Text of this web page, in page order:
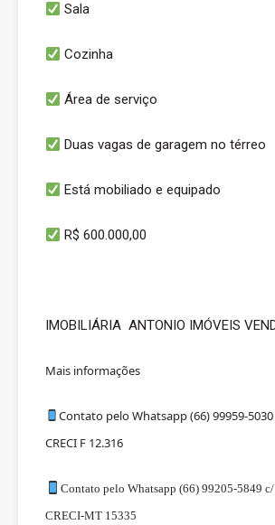
Sala
Cozinha
Área de serviço
Duas vagas de garagem no térreo
Está mobiliado e equipado
R$ 600.000,00
IMOBILIÁRIA ANTONIO IMÓVEIS
Mais informações
Contato pelo Whatsapp (66) 99959-
CRECI F 12.316
Contato pelo Whatsapp (66) 99205-5849
CRECI-MT 15335